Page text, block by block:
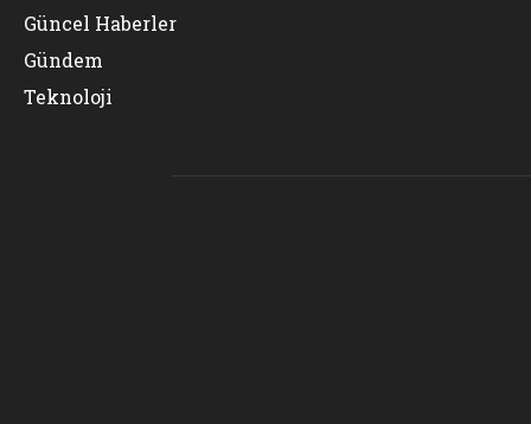
Güncel Haberler
Gündem
Teknoloji